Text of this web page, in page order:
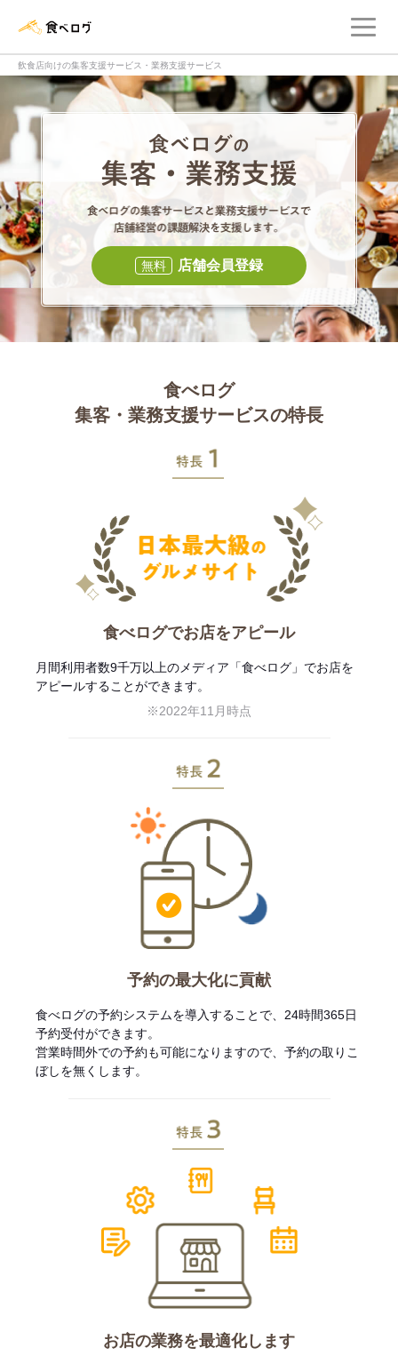
飲食店向けの集客支援サービス・業務支援サービス
食べログの集客
食べログの集
無料 店舗会員登録
食べログ
集客・業務支援サービスの特長
食べログでお店をアピール
月間利用者数9千万以上のメディア「食べログ」でお店を
アピールすることができます。
※2022年11月時点
予約の最大化に貢献
食べログの予約システムを導入することで、24時間365日
予約受付ができます。
営業時間外での予約も可能になりますので、予約の取りこ
ぼしを無くします。
お店の業務を最適化します